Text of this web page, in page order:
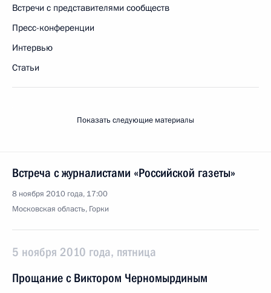
Встречи с представителями сообществ
Пресс-конференции
Интервью
Статьи
Показать следующие материалы
Встреча с журналистами «Российской газеты»
8 ноября 2010 года, 17:00
Московская область, Горки
5 ноября 2010 года, пятница
Прощание с Виктором Черномырдиным